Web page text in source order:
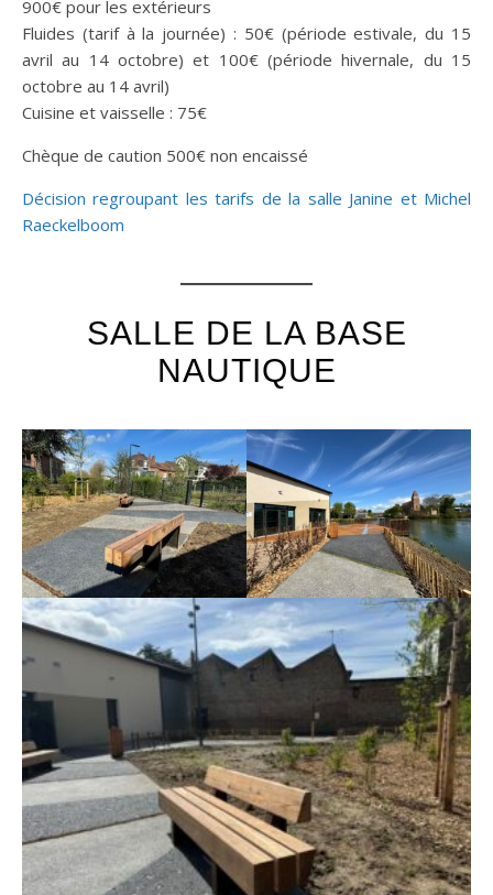
900€ pour les extérieurs
Fluides (tarif à la journée) : 50€ (période estivale, du 15
avril au 14 octobre) et 100€ (période hivernale, du 15
octobre au 14 avril)
Cuisine et vaisselle : 75€
Chèque de caution 500€ non encaissé
Décision regroupant les tarifs de la salle Janine et Michel
Raeckelboom
SALLE DE LA BASE
NAUTIQUE